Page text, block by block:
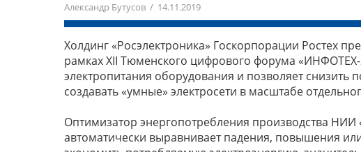
Александр Бутусов / 14.11.2019
Холдинг «Росэлектроника» Госкорпорации Ростех
рамках XII Тюменского цифрового форума
электропитания оборудования и позволяет
создавать «умные» электросети в масштабе
Оптимизатор энергопотребления производства НИИ
автоматически выравнивает падения, повышения